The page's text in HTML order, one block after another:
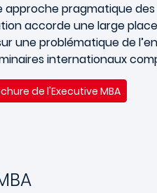
approche pragmatique des
accorde une large
une problématique de
internationaux
de l'Executive MBA